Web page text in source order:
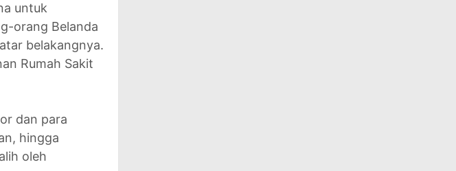
untuk
orang Belanda
belakangnya.
Rumah Sakit
dan para
hingga
oleh